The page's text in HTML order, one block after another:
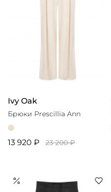
Ivy Oak
Брюки Prescillia Ann
13 920 ₽ 23 200 ₽